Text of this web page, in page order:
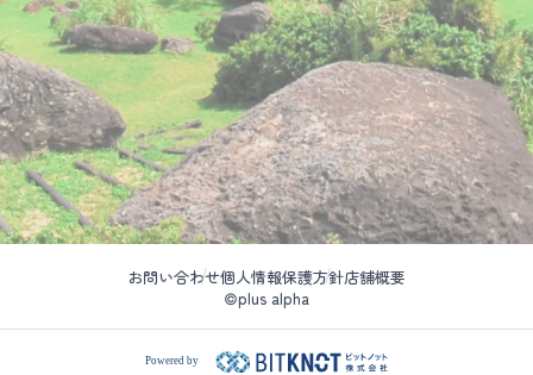
お問い合わせ個人情報保護方針店舗概要
©plus alpha